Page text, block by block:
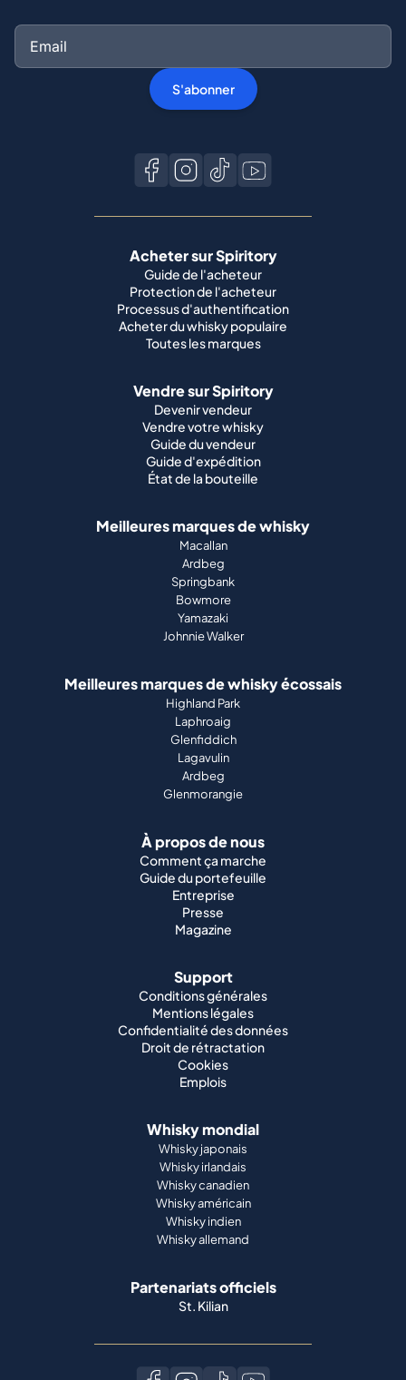
S'abonner
Acheter sur Spiritory
Guide de l'acheteur
Protection de l'acheteur
Processus d'authentification
Acheter du whisky populaire
Toutes les marques
Vendre sur Spiritory
Devenir vendeur
Vendre votre whisky
Guide du vendeur
Guide d'expédition
État de la bouteille
Meilleures marques de whisky
Macallan
Ardbeg
Springbank
Bowmore
Yamazaki
Johnnie Walker
Meilleures marques de whisky écossais
Highland Park
Laphroaig
Glenfiddich
Lagavulin
Ardbeg
Glenmorangie
À propos de nous
Comment ça marche
Guide du portefeuille
Entreprise
Presse
Magazine
Support
Conditions générales
Mentions légales
Confidentialité des données
Droit de rétractation
Cookies
Emplois
Whisky mondial
Whisky japonais
Whisky irlandais
Whisky canadien
Whisky américain
Whisky indien
Whisky allemand
Partenariats officiels
St. Kilian